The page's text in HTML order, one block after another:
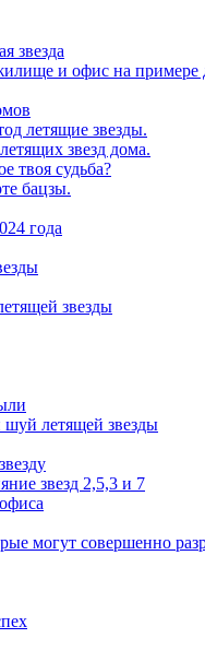
звезда
и офис на примере
летящие звезды.
звезд дома.
твоя судьба?
бацзы.
года
звезды
шуй летящей звезды
звезд 2,5,3 и 7
могут совершенно